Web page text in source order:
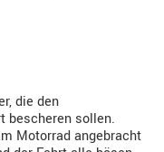
die den
bescheren sollen.
Motorrad angebracht